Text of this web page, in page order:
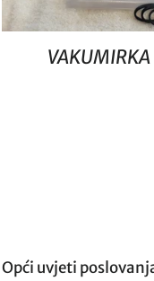
VAKUMIRKA
Opći uvjeti